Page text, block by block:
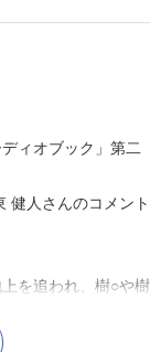
ィオブック」第二
健人さんのコメント
を追われ、樹○や樹
ズは、東京湾海上